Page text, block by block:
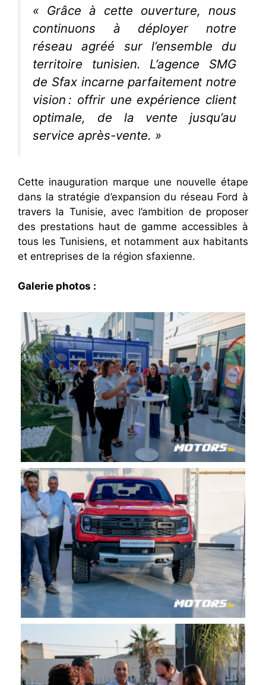
« Grâce à cette ouverture, nous
continuons à déployer notre
réseau agréé sur l’ensemble du
territoire tunisien. L’agence SMG
de Sfax incarne parfaitement notre
vision : offrir une expérience client
optimale, de la vente jusqu’au
service après-vente. »
Cette inauguration marque une nouvelle étape
dans la stratégie d’expansion du réseau Ford à
travers la Tunisie, avec l’ambition de proposer
des prestations haut de gamme accessibles à
tous les Tunisiens, et notamment aux habitants
et entreprises de la région sfaxienne.
Galerie photos :